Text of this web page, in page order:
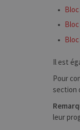
Bloc
Bloc
Bloc
Il est
Pour
section
leur